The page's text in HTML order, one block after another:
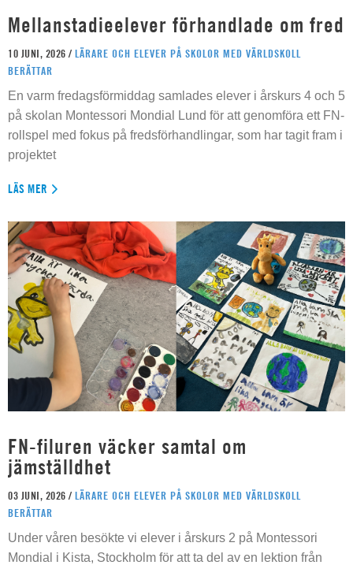
Mellanstadieelever förhandlade om fred
10 JUNI, 2026 / LÄRARE OCH ELEVER PÅ SKOLOR MED VÄRLDSKOLL
BERÄTTAR
En varm fredagsförmiddag samlades elever i årskurs 4 och 5
på skolan Montessori Mondial Lund för att genomföra ett FN-
rollspel med fokus på fredsförhandlingar, som har tagit fram i
projektet
LÄS MER
FN-filuren väcker samtal om
jämställdhet
03 JUNI, 2026 / LÄRARE OCH ELEVER PÅ SKOLOR MED VÄRLDSKOLL
BERÄTTAR
Under våren besökte vi elever i årskurs 2 på Montessori
Mondial i Kista, Stockholm för att ta del av en lektion från